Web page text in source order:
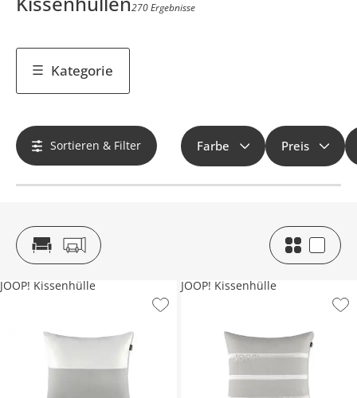
270 Ergebnisse
Kategorie
Sortieren & Filter Farbe Preis
JOOP! Kissenhülle JOOP! Kissenhülle